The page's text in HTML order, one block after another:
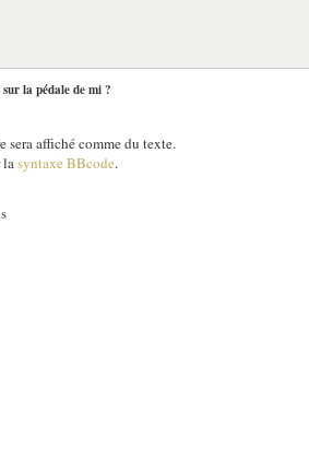
la pédale de mi ?
affiché comme du texte.
lasyntaxe BBcode.